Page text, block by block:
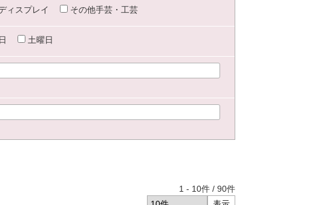
ィスプレイ その他手芸・工芸
土曜日
1 - 10件 / 90件